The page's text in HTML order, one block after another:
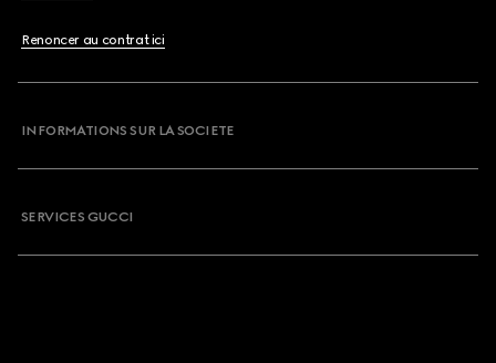
Renoncer au contrat ici
INFORMATIONS SUR LA SOCIETE
SERVICES GUCCI